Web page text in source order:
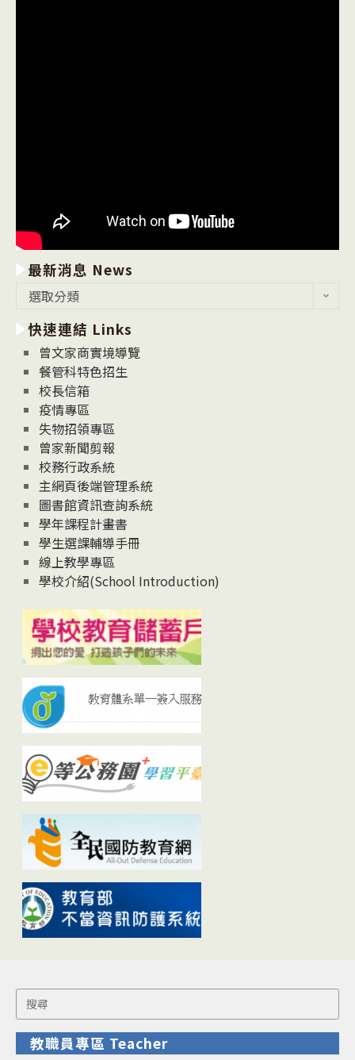
最新消息 News
消
息
News
選取分類
快速連結 Links
曾文家商實境導覽
餐管科特色招生
校長信箱
疫情專區
失物招領專區
曾家新聞剪報
校務行政系統
主網頁後端管理系統
圖書館資訊查詢系統
學年課程計畫書
學生選課輔導手冊
線上教學專區
學校介紹(School Introduction)
Search
for:
教職員專區 Teacher